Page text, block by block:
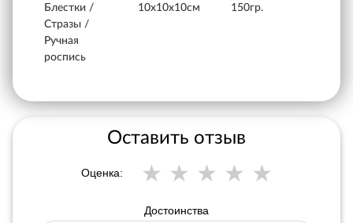
Блестки /
Стразы /
Ручная
роспись
10х10х10см
150гр.
Оставить отзыв
Оценка:
Достоинства